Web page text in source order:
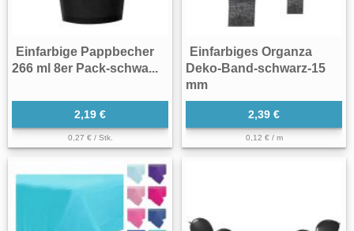
Einfarbige Pappbecher
266 ml 8er Pack-schwa...
2,19 €
0,27 € / Stk.
Einfarbiges Organza
Deko-Band-schwarz-15
mm
2,39 €
0,12 € / m